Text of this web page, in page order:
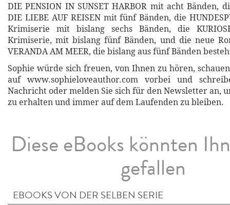
DIE PENSION IN SUNSET HARBOR mit acht Bänden,
DIE LIEBE AUF REISEN mit fünf Bänden, die
Krimiserie mit bislang sechs Bänden, die
Krimiserie, mit bislang fünf Bänden, und die neue
VERANDA AM MEER, die bislang aus fünf Bänden
Sophie würde sich freuen, von Ihnen zu hören,
auf www.sophieloveauthor.com vorbei und
Nachricht oder melden Sie sich für den Newsletter an,
zu erhalten und immer auf dem Laufenden zu bleiben.
Diese eBooks könnten
gefallen
EBOOKS VON DER SELBEN SERIE